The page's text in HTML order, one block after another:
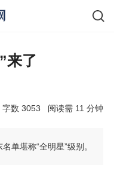
来了
分钟
11
阅读需
3053
字数
单堪称“全明星”级别。